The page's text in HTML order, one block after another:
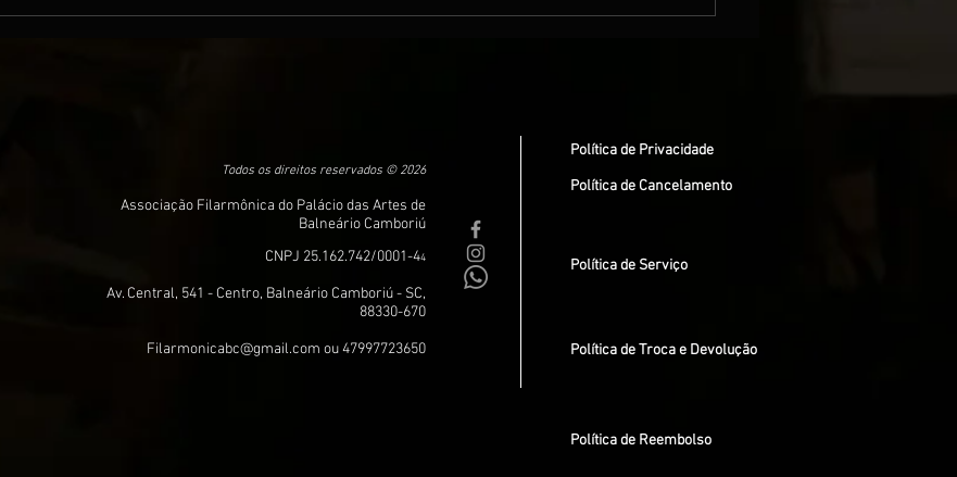
Todos os direitos reservados © 2026
Associação Filarmônica do Palácio das Artes de
Balneário Camboriú
CNPJ 25.162.742/0001-44
Av. Central, 541 - Centro, Balneário Camboriú - SC,
88330-670
Filarmonicabc@gmail.com ou 47997723650
Política de Privacidade
Política de Cancelamento
Política de Serviço
Política de Troca e Devolução
Política de Reembolso